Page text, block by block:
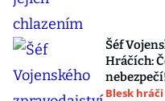
Šéf
Hráčích:
Blesk hráči